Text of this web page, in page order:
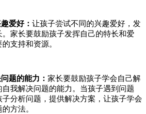
爱好： 让孩子尝试不同的兴趣爱好，发
家长要鼓励孩子发挥自己的特长和爱
支持和资源。
题的能力： 家长要鼓励孩子学会自己解
我解决问题的能力。当孩子遇到问题
分析问题，提供解决方案，让孩子学会
方法。